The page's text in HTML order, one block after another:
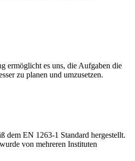
ermöglicht es uns, die Aufgaben die
zu planen und umzusetzen.
dem EN 1263-1 Standard hergestellt.
von mehreren Instituten